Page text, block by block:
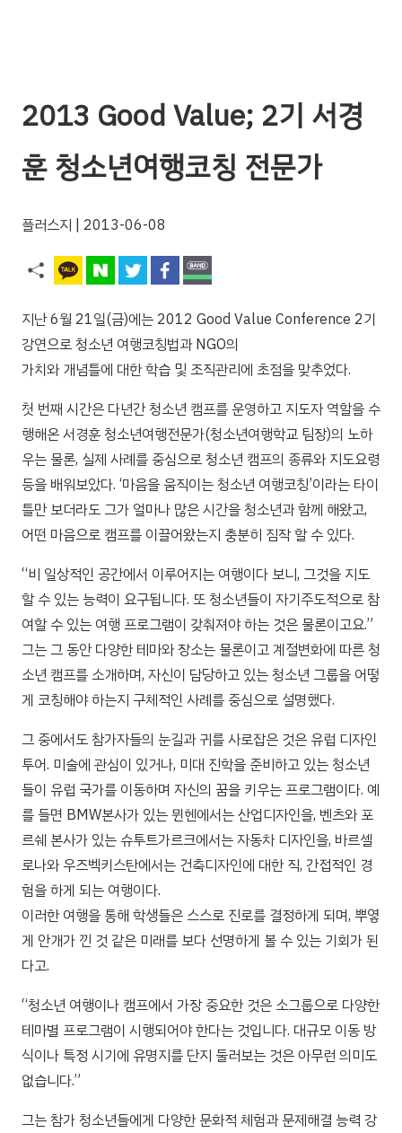
2013 Good Value; 2기 서경
훈 청소년여행코칭 전문가
플러스지 | 2013-06-08
지난 6월 21일(금)에는 2012 Good Value Conference 2기
강연으로 청소년 여행코칭법과 NGO의
가치와 개념틀에 대한 학습 및 조직관리에 초점을 맞추었다.
첫 번째 시간은 다년간 청소년 캠프를 운영하고 지도자 역할을 수
행해온 서경훈 청소년여행전문가(청소년여행학교 팀장)의 노하
우는 물론, 실제 사례를 중심으로 청소년 캠프의 종류와 지도요령
등을 배워보았다. ‘마음을 움직이는 청소년 여행코칭’이라는 타이
틀만 보더라도 그가 얼마나 많은 시간을 청소년과 함께 해왔고,
어떤 마음으로 캠프를 이끌어왔는지 충분히 짐작 할 수 있다.
“비 일상적인 공간에서 이루어지는 여행이다 보니, 그것을 지도
할 수 있는 능력이 요구됩니다. 또 청소년들이 자기주도적으로 참
여할 수 있는 여행 프로그램이 갖춰져야 하는 것은 물론이고요.”
그는 그 동안 다양한 테마와 장소는 물론이고 계절변화에 따른 청
소년 캠프를 소개하며, 자신이 담당하고 있는 청소년 그룹을 어떻
게 코칭해야 하는지 구체적인 사례를 중심으로 설명했다.
그 중에서도 참가자들의 눈길과 귀를 사로잡은 것은 유럽 디자인
투어. 미술에 관심이 있거나, 미대 진학을 준비하고 있는 청소년
들이 유럽 국가를 이동하며 자신의 꿈을 키우는 프로그램이다. 예
를 들면 BMW본사가 있는 뮌헨에서는 산업디자인을, 벤츠와 포
르쉐 본사가 있는 슈투트가르크에서는 자동차 디자인을, 바르셀
로나와 우즈벡키스탄에서는 건축디자인에 대한 직, 간접적인 경
험을 하게 되는 여행이다.
이러한 여행을 통해 학생들은 스스로 진로를 결정하게 되며, 뿌옇
게 안개가 낀 것 같은 미래를 보다 선명하게 볼 수 있는 기회가 된
다고.
“청소년 여행이나 캠프에서 가장 중요한 것은 소그룹으로 다양한
테마별 프로그램이 시행되어야 한다는 것입니다. 대규모 이동 방
식이나 특정 시기에 유명지를 단지 둘러보는 것은 아무런 의미도
없습니다.”
그는 참가 청소년들에게 다양한 문화적 체험과 문제해결 능력 강